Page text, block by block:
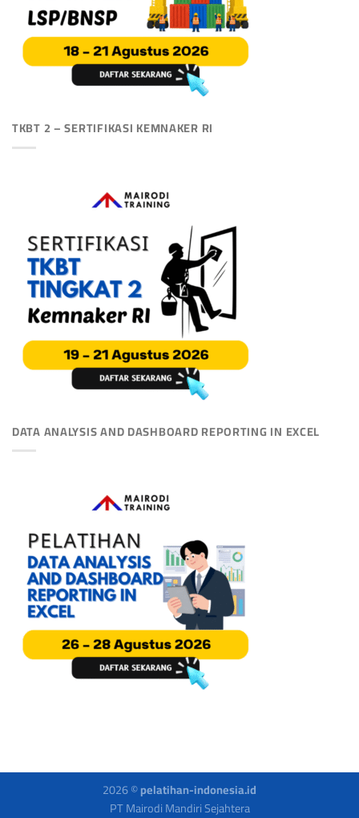
TKBT 2 – SERTIFIKASI KEMNAKER RI
DATA ANALYSIS AND DASHBOARD REPORTING IN EXCEL
2026 ©pelatihan-indonesia.id
PT Mairodi Mandiri Sejahtera